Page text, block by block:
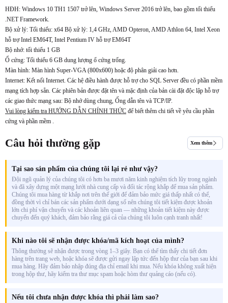
HĐH: Windows 10 TH1 1507 trở lên, Windows Server 2016 trở lên, bao gồm tối thiểu
.NET Framework.
Bộ xử lý: Tối thiểu: x64 Bộ xử lý: 1,4 GHz, AMD Opteron, AMD Athlon 64, Intel Xeon
hỗ trợ Intel EM64T, Intel Pentium IV hỗ trợ EM64T
Bộ nhớ: tối thiểu 1 GB
Ổ cứng: Tối thiểu 6 GB dung lượng ổ cứng trống.
Màn hình: Màn hình Super-VGA (800x600) hoặc độ phân giải cao hơn.
Internet: Kết nối Internet. Các hệ điều hành được hỗ trợ cho SQL Server đều có phần mềm
mạng tích hợp sẵn. Các phiên bản được đặt tên và mặc định của bản cài đặt độc lập hỗ trợ
các giao thức mạng sau: Bộ nhớ dùng chung, Ống dẫn tên và TCP/IP.
Vui lòng kiểm tra HƯỚNG DẪN CHÍNH THỨC để biết thêm chi tiết về yêu cầu phần
cứng và phần mềm .
Câu hỏi thường gặp Xem thêm
Tại sao sản phẩm của chúng tôi lại rẻ như vậy?
Đội ngũ quản lý của chúng tôi có hơn ba mươi năm kinh nghiệm tích lũy trong ngành
và đã xây dựng một mạng lưới nhà cung cấp và đối tác rộng khắp để mua sản phẩm.
Chúng tôi mua hàng từ khắp nơi trên thế giới để đảm bảo mức giá thấp nhất có thể,
đồng thời vì chỉ bán các sản phẩm dưới dạng số nên chúng tôi tiết kiệm được khoản
lớn chi phí vận chuyển và các khoản liên quan — những khoản tiết kiệm này được
chuyển đến quý khách, đảm bảo rằng giá cả của chúng tôi luôn cạnh tranh nhất!
Khi nào tôi sẽ nhận được khóa/mã kích hoạt của mình?
Thông thường sẽ nhận được trong vòng 1–3 giây. Bạn có thể tìm thấy chi tiết đơn
hàng trên trang web, hoặc khóa sẽ được gửi ngay lập tức đến hộp thư của bạn sau khi
mua hàng. Hãy đảm bảo nhập đúng địa chỉ email khi mua. Nếu khóa không xuất hiện
trong hộp thư, hãy kiểm tra thư mục spam hoặc hòm thư quảng cáo (nếu có).
Nếu tôi chưa nhận được khóa thì phải làm sao?